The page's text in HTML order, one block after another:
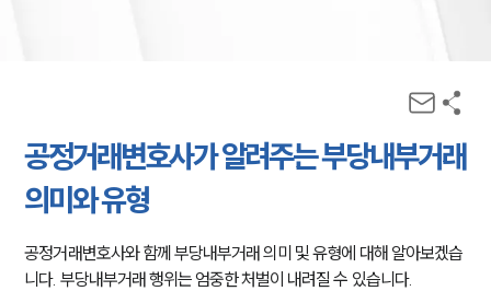
공정거래변호사가 알려주는 부당내부거래
의미와 유형
공정거래변호사와 함께 부당내부거래 의미 및 유형에 대해 알아보겠습
니다. 부당내부거래 행위는 엄중한 처벌이 내려질 수 있습니다.